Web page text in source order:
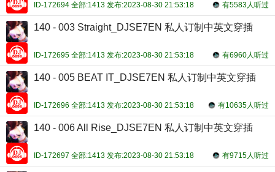
有5583人听过
ID-172694 全部:1413 发布:2023-08-30 21:53:18
140 - 003 Straight_DJSE7EN 私人订制中英文穿插
有6960人听过
ID-172695 全部:1413 发布:2023-08-30 21:53:18
140 - 005 BEAT IT_DJSE7EN 私人订制中英文穿插
有10635人听过
ID-172696 全部:1413 发布:2023-08-30 21:53:18
140 - 006 All Rise_DJSE7EN 私人订制中英文穿插
有9715人听过
ID-172697 全部:1413 发布:2023-08-30 21:53:18